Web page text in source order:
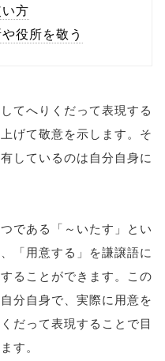
方
役所を敬う
てへりくだって表現する
げて敬意を示します。そ
しているのは自分自身に
である「～いたす」とい
「用意する」を謙譲語に
ることができます。この
分自身で、実際に用意を
だって表現することで目
す。